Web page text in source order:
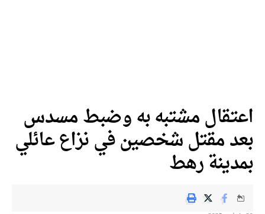
اعتقال مشتبه به وضبط مسدس
بعد مقتل شخصين في نزاع عائلي
بمدينة رهط